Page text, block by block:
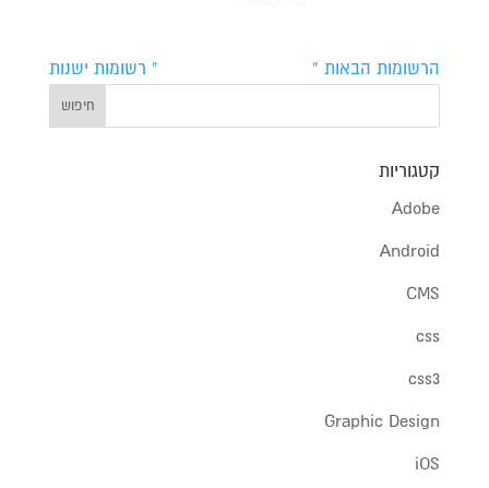
« רשומות ישנות הרשומות הבאות »
קטגוריות
Adobe
Android
CMS
css
css3
Graphic Design
iOS